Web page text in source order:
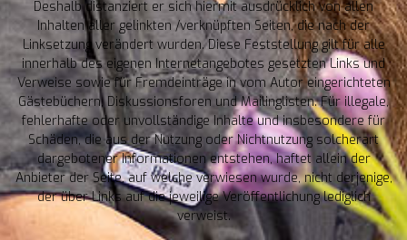
Deshalb distanziert er sich hiermit ausdrücklich von allen
Inhalten aller gelinkten /verknüpften Seiten, die nach der
Linksetzung verändert wurden. Diese Feststellung gilt für alle
innerhalb des eigenen Internetangebotes gesetzten Links und
Verweise sowie für Fremdeinträge in vom Autor eingerichteten
Gästebüchern, Diskussionsforen und Mailinglisten. Für illegale,
fehlerhafte oder unvollständige Inhalte und insbesondere für
Schäden, die aus der Nutzung oder Nichtnutzung solcherart
dargebotener Informationen entstehen, haftet allein der
Anbieter der Seite, auf welche verwiesen wurde, nicht derjenige,
der über Links auf die jeweilige Veröffentlichung lediglich
verweist.